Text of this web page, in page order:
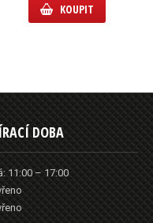
KOUPIT
DOBA
11:00 – 17:00